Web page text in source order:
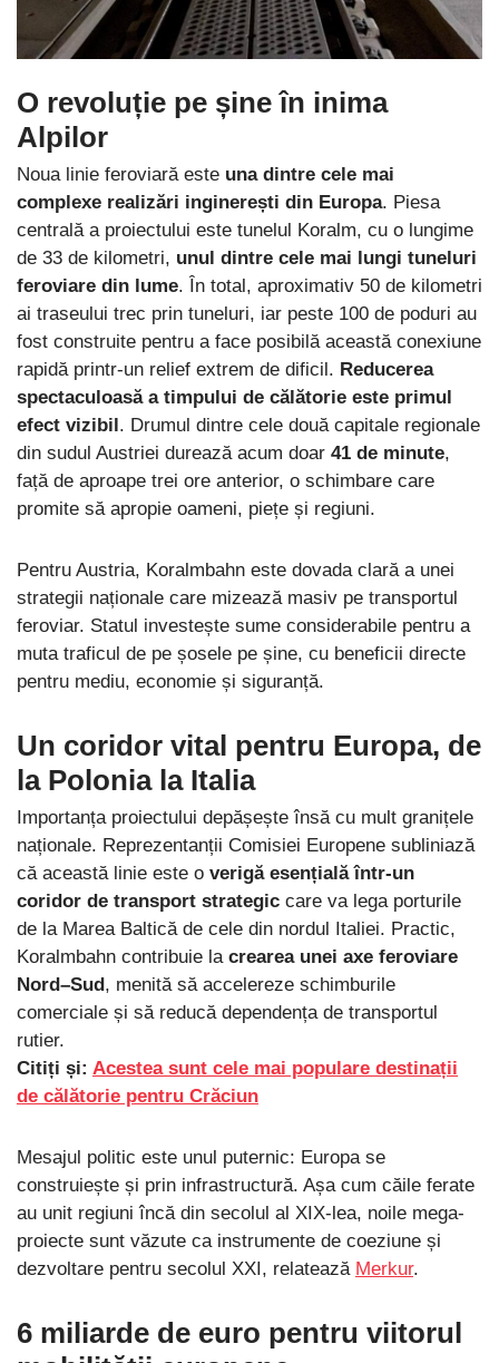
O revoluție pe șine în inima
Alpilor
Noua linie feroviară este una dintre cele mai
complexe realizări inginerești din Europa. Piesa
centrală a proiectului este tunelul Koralm, cu o lungime
de 33 de kilometri, unul dintre cele mai lungi tuneluri
feroviare din lume. În total, aproximativ 50 de kilometri
ai traseului trec prin tuneluri, iar peste 100 de poduri au
fost construite pentru a face posibilă această conexiune
rapidă printr-un relief extrem de dificil. Reducerea
spectaculoasă a timpului de călătorie este primul
efect vizibil . Drumul dintre cele două capitale regionale
din sudul Austriei durează acum doar 41 de minute,
față de aproape trei ore anterior, o schimbare care
promite să apropie oameni, piețe și regiuni.
Pentru Austria, Koralmbahn este dovada clară a unei
strategii naționale care mizează masiv pe transportul
feroviar. Statul investește sume considerabile pentru a
muta traficul de pe șosele pe șine, cu beneficii directe
pentru mediu, economie și siguranță.
Un coridor vital pentru Europa, de
la Polonia la Italia
Importanța proiectului depășește însă cu mult granițele
naționale. Reprezentanții Comisiei Europene subliniază
că această linie este o verigă esențială într-un
coridor de transport strategic care va lega porturile
de la Marea Baltică de cele din nordul Italiei. Practic,
Koralmbahn contribuie la crearea unei axe feroviare
Nord–Sud , menită să accelereze schimburile
comerciale și să reducă dependența de transportul
rutier.
Citiți și: Acestea sunt cele mai populare destinații
de călătorie pentru Crăciun
Mesajul politic este unul puternic: Europa se
construiește și prin infrastructură. Așa cum căile ferate
au unit regiuni încă din secolul al XIX-lea, noile mega-
proiecte sunt văzute ca instrumente de coeziune și
dezvoltare pentru secolul XXI, relatează Merkur.
6 miliarde de euro pentru viitorul